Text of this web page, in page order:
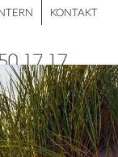
INTERN KONTAKT